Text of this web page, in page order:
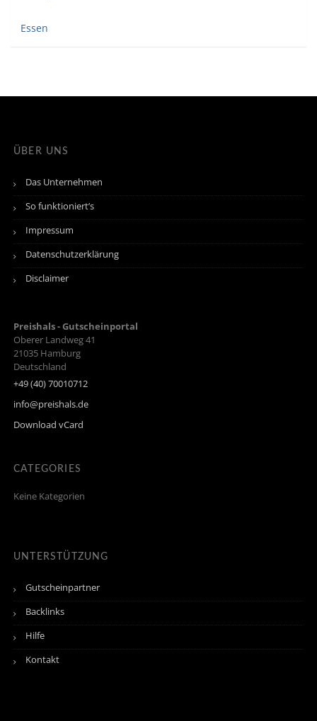
Essen
ÜBER UNS
Das Unternehmen
So funktioniert’s
Impressum
Datenschutzerklärung
Disclaimer
Preishals - Gutscheinportal
Oberer Landweg 41
21035 Hamburg
Deutschland
+49 (40) 70010712
info@preishals.de
Download vCard
CATEGORIES
Keine Kategorien
UNTERSTÜTZUNG
Gutscheinpartner
Backlinks
Hilfe
Kontakt